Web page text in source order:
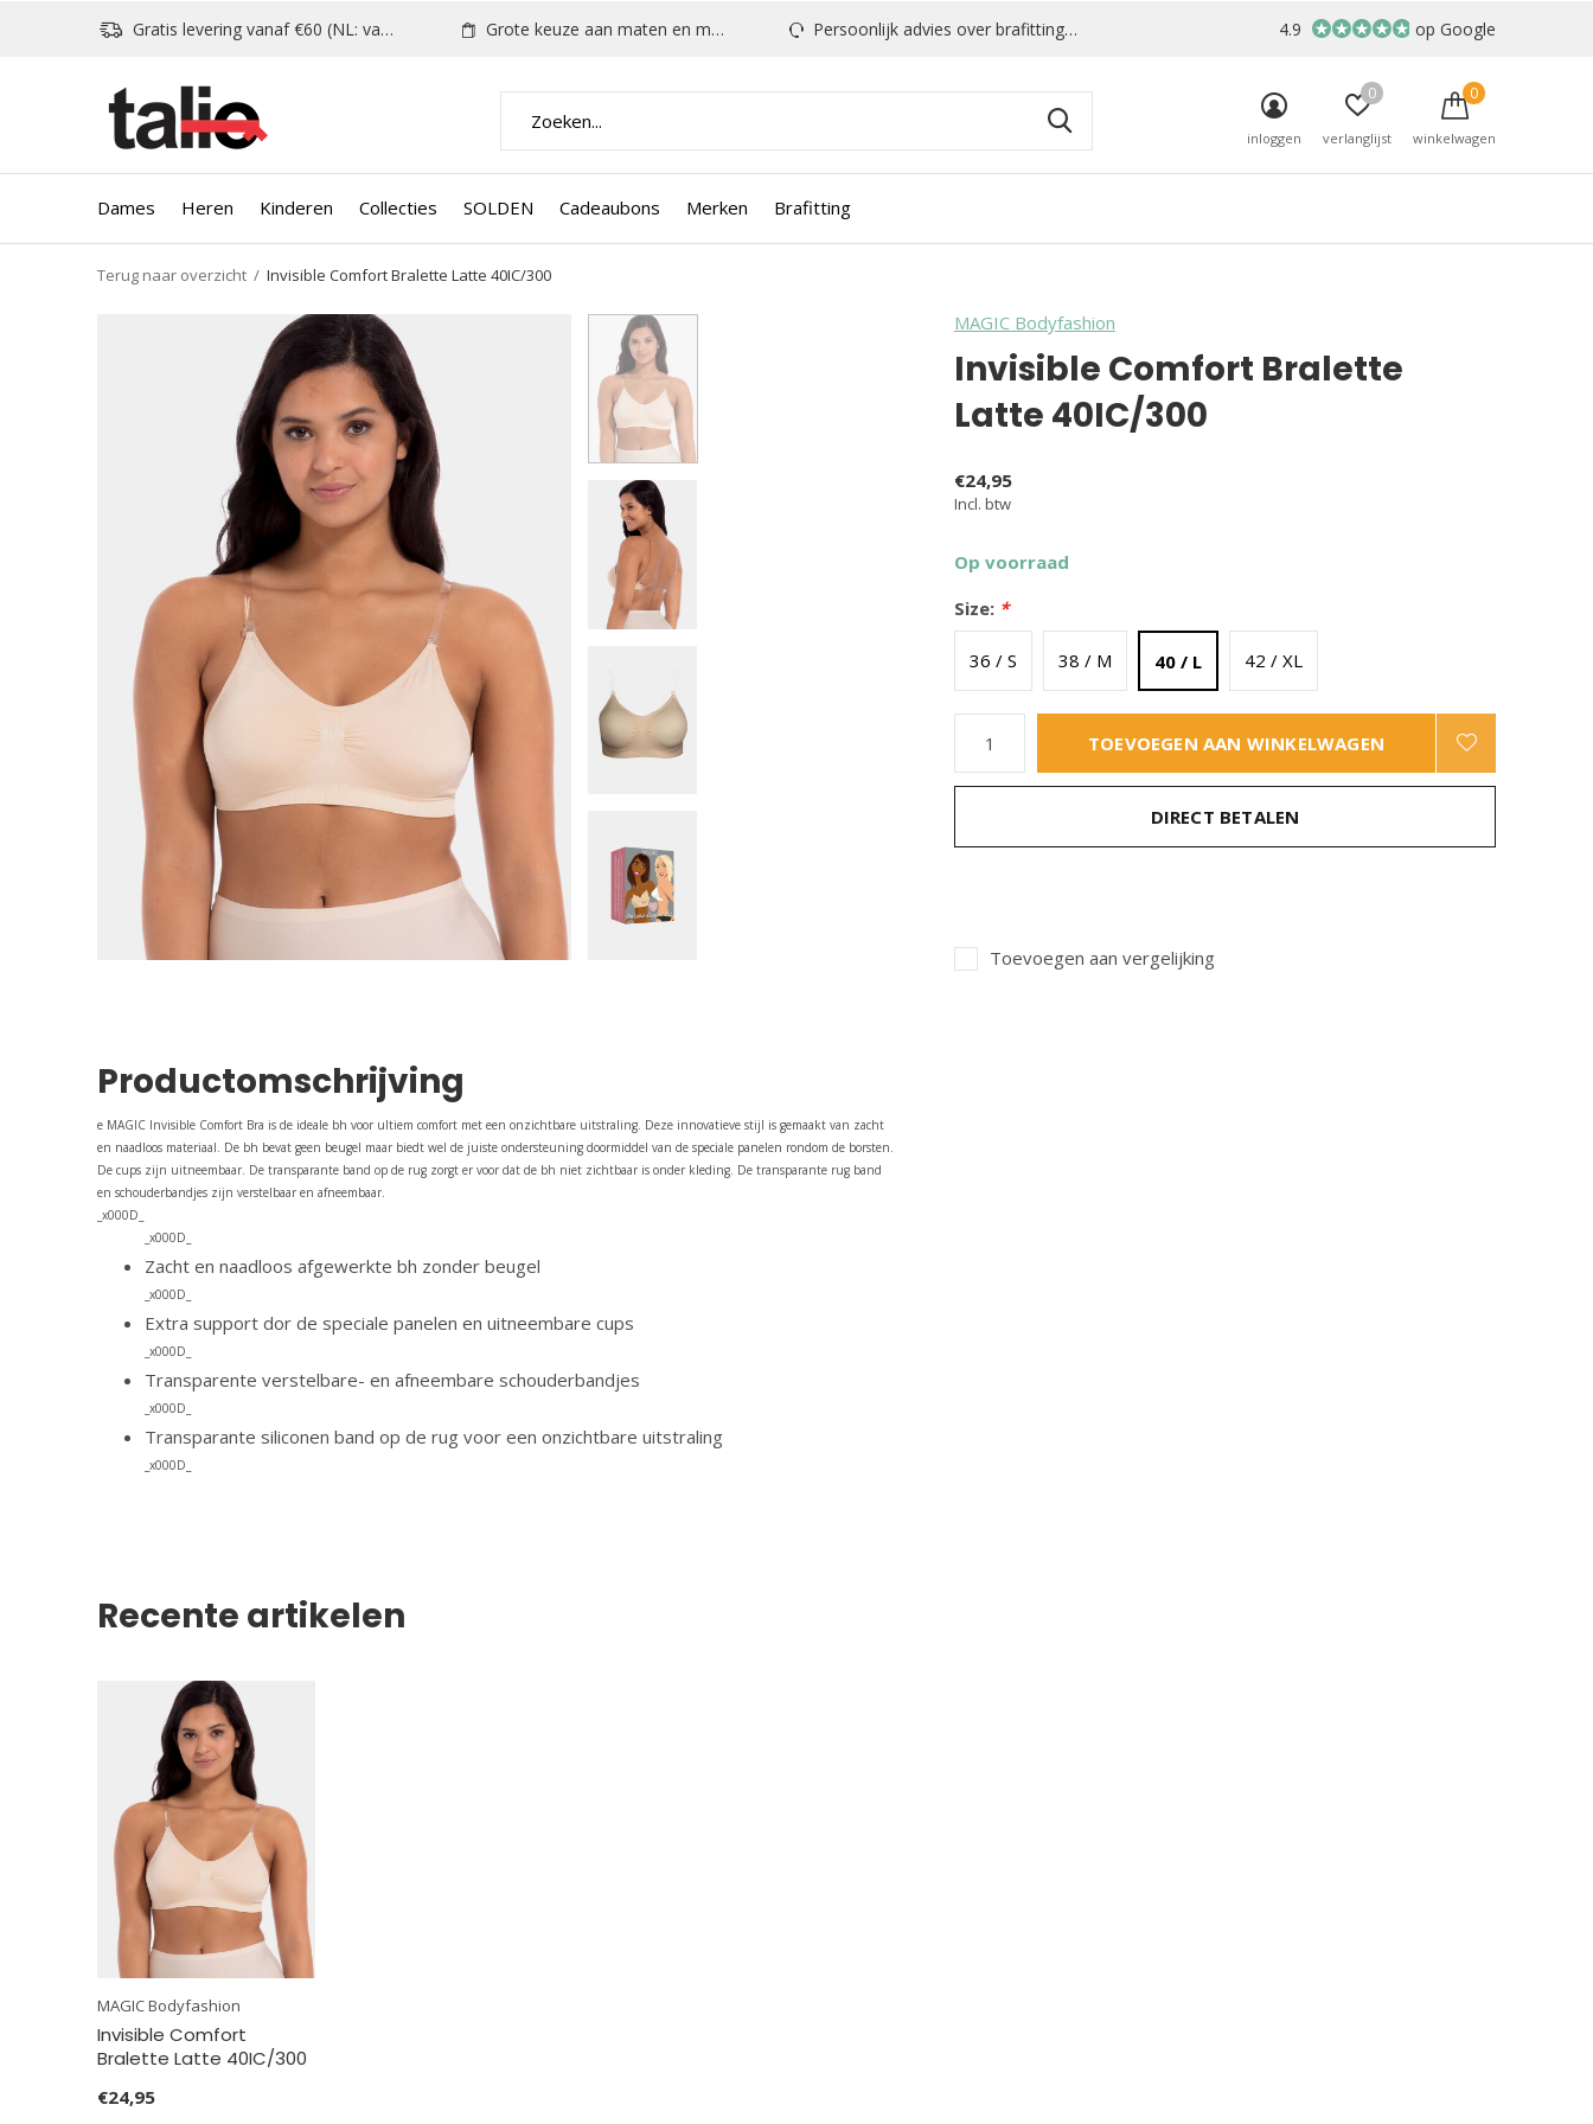
Dames Heren Kinderen Collecties SOLDEN Cadeaubons Merken Brafitting
inloggen verlanglijst
0
winkelwagen
0
Gratis levering vanaf €60 (NL: vanaf €80) Grote keuze aan maten en modellen Persoonlijk advies over brafitting & meer 4.9 op Google
Terug naar overzicht Invisible Comfort Bralette Latte 40IC/300
MAGIC Bodyfashion
Invisible Comfort Bralette
Latte 40IC/300
€24,95
Incl. btw
Op voorraad
Size: *
36 / S 38 / M 40 / L 42 / XL
TOEVOEGEN AAN WINKELWAGEN
DIRECT BETALEN
Toevoegen aan vergelijking
Productomschrijving
e MAGIC Invisible Comfort Bra is de ideale bh voor ultiem comfort met een onzichtbare uitstraling. Deze innovatieve stijl is gemaakt van zacht
en naadloos materiaal. De bh bevat geen beugel maar biedt wel de juiste ondersteuning doormiddel van de speciale panelen rondom de borsten.
De cups zijn uitneembaar. De transparante band op de rug zorgt er voor dat de bh niet zichtbaar is onder kleding. De transparante rug band
en schouderbandjes zijn verstelbaar en afneembaar.
_x000D_
_x000D_
Zacht en naadloos afgewerkte bh zonder beugel
_x000D_
Extra support dor de speciale panelen en uitneembare cups
_x000D_
Transparente verstelbare- en afneembare schouderbandjes
_x000D_
Transparante siliconen band op de rug voor een onzichtbare uitstraling
_x000D_
Recente artikelen
MAGIC Bodyfashion
Invisible Comfort
Bralette Latte 40IC/300
€24,95